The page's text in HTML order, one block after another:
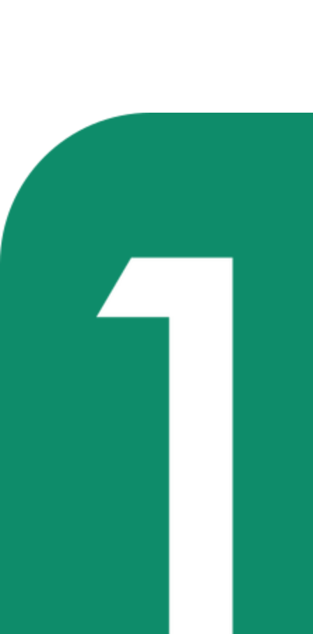
免费生成你的第一张图片